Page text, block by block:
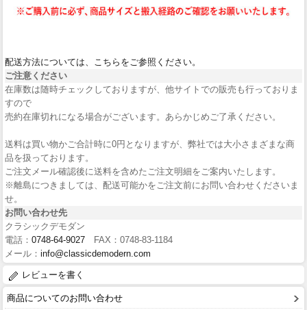
配送方法については、こちらをご参照ください。
ご注意ください
在庫数は随時チェックしておりますが、他サイトでの販売も行っておりま
すので
売約在庫切れになる場合がございます。あらかじめご了承ください。
送料は買い物かご合計時に0円となりますが、弊社では大小さまざまな商
品を扱っております。
ご注文メール確認後に送料を含めたご注文明細をご案内いたします。
※離島につきましては、配送可能かをご注文前にお問い合わせくださいま
せ。
お問い合わせ先
クラシックデモダン
電話： 0748-64-9027 FAX：0748-83-1184
メール： info@classicdemodern.com
レビューを書く
商品についてのお問い合わせ